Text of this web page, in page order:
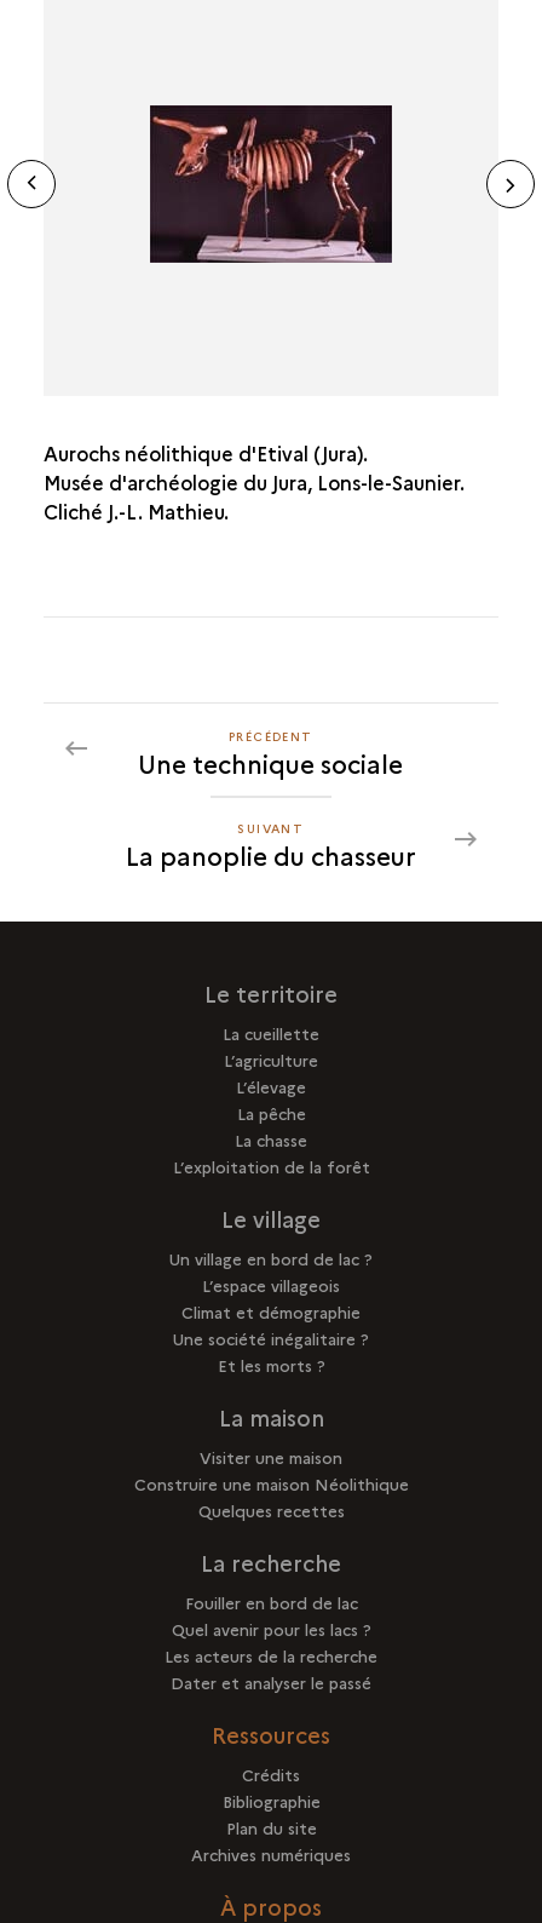
Aurochs néolithique d'Etival (Jura).
Musée d'archéologie du Jura, Lons-le-Saunier.
Cliché J.-L. Mathieu.
PRÉCÉDENT
LA
PANOPLIE
DU
CHASSEUR
PRÉCÉDENT
Une technique sociale
SUIVANT
LA
SUIVANT
La panoplie du chasseur
Le territoire
La cueillette
L’agriculture
L’élevage
La pêche
La chasse
L’exploitation de la forêt
Le village
Un village en bord de lac ?
L’espace villageois
Climat et démographie
Une société inégalitaire ?
Et les morts ?
La maison
Visiter une maison
Construire une maison Néolithique
Quelques recettes
La recherche
Fouiller en bord de lac
Quel avenir pour les lacs ?
Les acteurs de la recherche
Dater et analyser le passé
Ressources
Crédits
Bibliographie
Plan du site
Archives numériques
À propos